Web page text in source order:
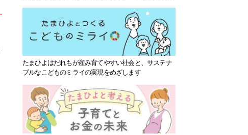
たまひよはだれもが産み育てやすい社会と、サステナ
ブルなこどものミライの実現をめざします